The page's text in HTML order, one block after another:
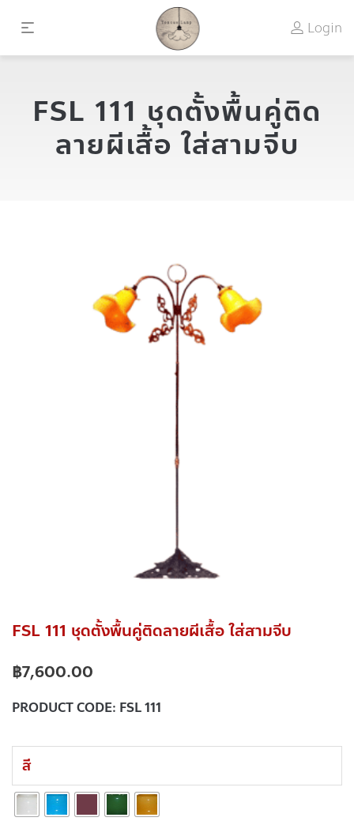
Login
FSL 111 ชุดตั้งพื้นคู่ติด
ลายผีเสื้อ ใส่สามจีบ
FSL 111 ชุดตั้งพื้นคู่ติดลายผีเสื้อ ใส่สามจีบ
฿7,600.00
PRODUCT CODE: FSL 111
สี